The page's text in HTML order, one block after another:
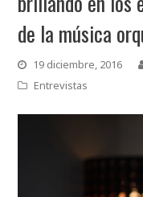
de la música
19 diciembre, 2016
Entrevistas